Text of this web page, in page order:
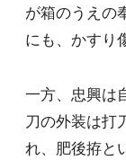
が箱のうえの
にも、かすり
一方、忠興は
刀の外装は打
れ、肥後拵と